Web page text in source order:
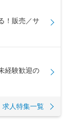
！販売／サ
経験歓迎の
求人特集一覧